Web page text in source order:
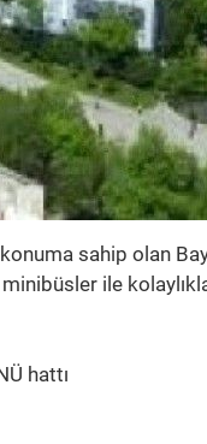
sahip olan
ile
hattı